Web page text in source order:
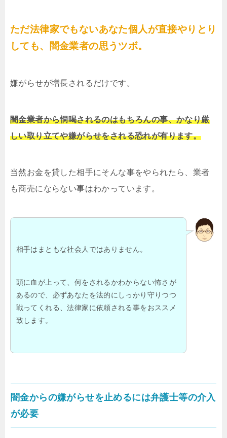
ただ法律家でもないあなた個人が直接やりとり
しても、闇金業者の思うツボ。
嫌がらせが増長されるだけです。
闇金業者から恫喝されるのはもちろんの事、かなり厳
しい取り立てや嫌がらせをされる恐れが有ります。
当然お金を貸した相手にそんな事をやられたら、業者
も商売にならない事はわかっています。
相手はまともな社会人ではありません。
頭に血が上って、何をされるかわからない怖さが
あるので、必ずあなたを法的にしっかり守りつつ
戦ってくれる、法律家に依頼される事をおススメ
致します。
闇金からの嫌がらせを止めるには弁護士等の介入
が必要